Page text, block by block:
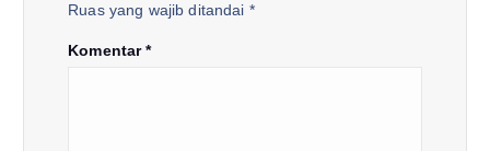
Ruas yang wajib ditandai *
Komentar*